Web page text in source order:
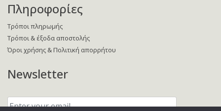
Πληροφορίες
Τρόποι πληρωμής
Τρόποι & έξοδα αποστολής
Όροι χρήσης & Πολιτική απορρήτου
Newsletter
your